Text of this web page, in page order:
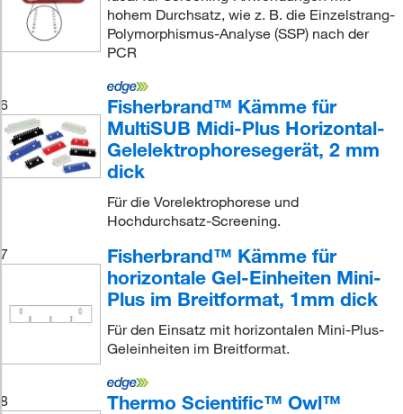
hohem Durchsatz, wie z. B. die Einzelstrang-
Polymorphismus-Analyse (SSP) nach der
PCR
6
Fisherbrand™ Kämme für
MultiSUB Midi-Plus Horizontal-
Gelelektrophoresegerät, 2 mm
dick
Für die Vorelektrophorese und
Hochdurchsatz-Screening.
7
Fisherbrand™ Kämme für
horizontale Gel-Einheiten Mini-
Plus im Breitformat, 1mm dick
Für den Einsatz mit horizontalen Mini-Plus-
Geleinheiten im Breitformat.
8
Thermo Scientific™ Owl™